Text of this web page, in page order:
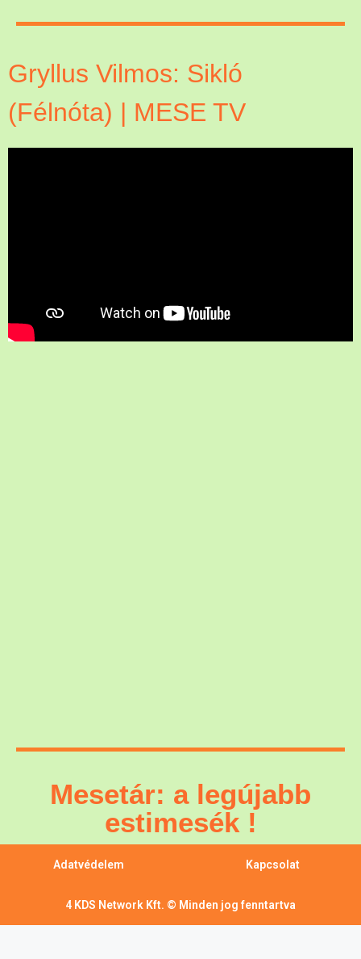
Gryllus Vilmos: Sikló
(Félnóta) | MESE TV
Mesetár: a legújabb
estimesék !
Adatvédelem Kapcsolat
4 KDS Network Kft. © Minden jog fenntartva